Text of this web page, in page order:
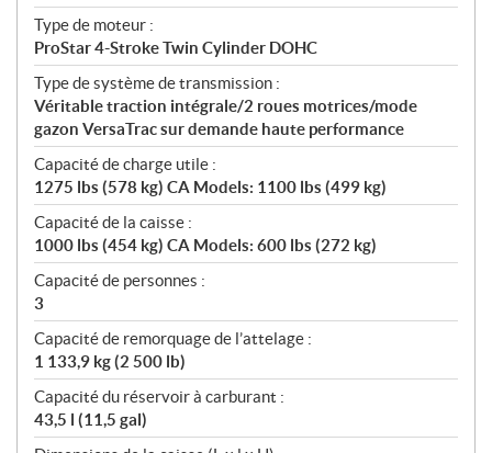
Type de moteur :
ProStar 4-Stroke Twin Cylinder DOHC
Type de système de transmission :
Véritable traction intégrale/2 roues motrices/mode
gazon VersaTrac sur demande haute performance
Capacité de charge utile :
1275 lbs (578 kg) CA Models: 1100 lbs (499 kg)
Capacité de la caisse :
1000 lbs (454 kg) CA Models: 600 lbs (272 kg)
Capacité de personnes :
3
Capacité de remorquage de l’attelage :
1 133,9 kg (2 500 lb)
Capacité du réservoir à carburant :
43,5 l (11,5 gal)